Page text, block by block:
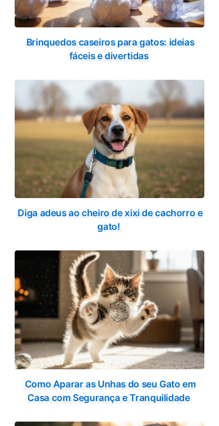
Brinquedos caseiros para gatos: ideias
fáceis e divertidas
Diga adeus ao cheiro de xixi de cachorro e
gato!
Como Aparar as Unhas do seu Gato em
Casa com Segurança e Tranquilidade